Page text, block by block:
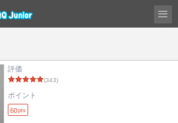
評価
(343)
ポイント
60pts